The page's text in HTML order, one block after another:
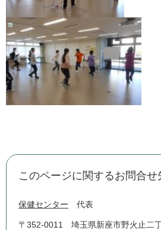
このページに関するお問合せ
保健センター 代表
〒352-0011
埼玉県新座市野火止二